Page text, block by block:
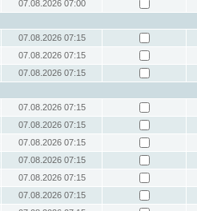
07.08.2026 07:00
07.08.2026 07:15
07.08.2026 07:15
07.08.2026 07:15
07.08.2026 07:15
07.08.2026 07:15
07.08.2026 07:15
07.08.2026 07:15
07.08.2026 07:15
07.08.2026 07:15